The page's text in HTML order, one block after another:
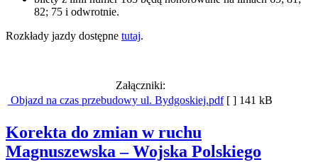
82; 75 i odwrotnie.
Rozkłady jazdy dostępne tutaj.
Załączniki:
Objazd na czas przebudowy ul. Bydgoskiej.pdf [ ] 141 kB
Korekta do zmian w ruchu
Magnuszewska – Wojska Polskiego